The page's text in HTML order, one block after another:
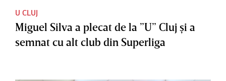
U CLUJ
Miguel Silva a plecat de la ”U” Cluj şi a
semnat cu alt club din Superliga